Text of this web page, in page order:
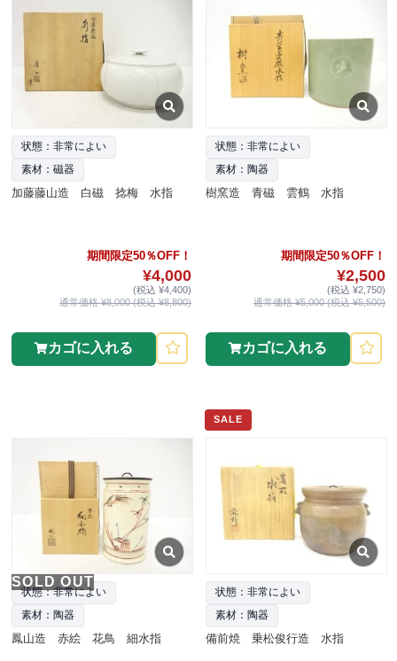
状態：非常によい
素材：磁器
加藤藤山造 白磁 捻梅 水指
期間限定50％OFF！
¥4,000
(税込 ¥4,400)
通常価格 ¥8,000 (税込 ¥8,800)
カゴに入れる
状態：非常によい
素材：陶器
樹窯造 青磁 雲鶴 水指
期間限定50％OFF！
¥2,500
(税込 ¥2,750)
通常価格 ¥5,000 (税込 ¥5,500)
カゴに入れる
SOLD OUT
状態：非常によい
素材：陶器
鳳山造 赤絵 花鳥 細水指
SALE
状態：非常によい
素材：陶器
備前焼 乗松俊行造 水指